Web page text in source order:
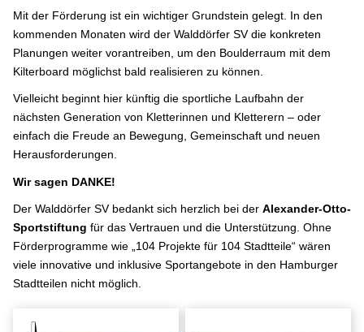
Mit der Förderung ist ein wichtiger Grundstein gelegt. In den
kommenden Monaten wird der Walddörfer SV die konkreten
Planungen weiter vorantreiben, um den Boulderraum mit dem
Kilterboard möglichst bald realisieren zu können.
Vielleicht beginnt hier künftig die sportliche Laufbahn der
nächsten Generation von Kletterinnen und Kletterern – oder
einfach die Freude an Bewegung, Gemeinschaft und neuen
Herausforderungen.
Wir sagen DANKE!
Der Walddörfer SV bedankt sich herzlich bei der Alexander-Otto-
Sportstiftung für das Vertrauen und die Unterstützung. Ohne
Förderprogramme wie „104 Projekte für 104 Stadtteile“ wären
viele innovative und inklusive Sportangebote in den Hamburger
Stadtteilen nicht möglich.